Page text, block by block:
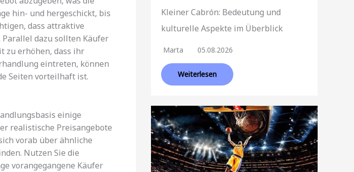
hin- und hergeschickt, bis
dass attraktive
dazu sollten Käufer
zu erhöhen, dass ihr
eintreten, können
Seiten vorteilhaft ist.
einige
realistische Preisangebote
vorab über ähnliche
Nutzen Sie die
vorangegangene Käufer
Kleiner Cabrón: Bedeutung und
kulturelle Aspekte im Überblick
Marta 05.08.2026
Weiterlesen